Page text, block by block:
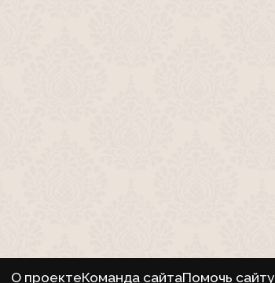
О проектеКоманда сайтаПомочь сайту